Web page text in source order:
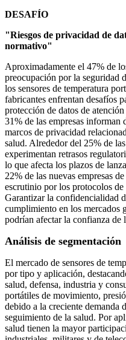
DESAFÍO
"Riesgos de privacidad de
normativo"
Aproximadamente el 47% de
preocupación por la seguridad
los sensores de temperatura
fabricantes enfrentan desafíos
protección de datos de
31% de las empresas
marcos de privacidad
salud. Alrededor del 25% de
experimentan retrasos
lo que afecta los plazos de
22% de las nuevas empresas
escrutinio por los protocolos
Garantizar la confidencialidad
cumplimiento en los mercados
podrían afectar la confianza de
Análisis de segmentación
El mercado de sensores de
por tipo y aplicación,
salud, defensa, industria y
portátiles de movimiento,
debido a la creciente demanda
seguimiento de la salud. Por
salud tienen la mayor